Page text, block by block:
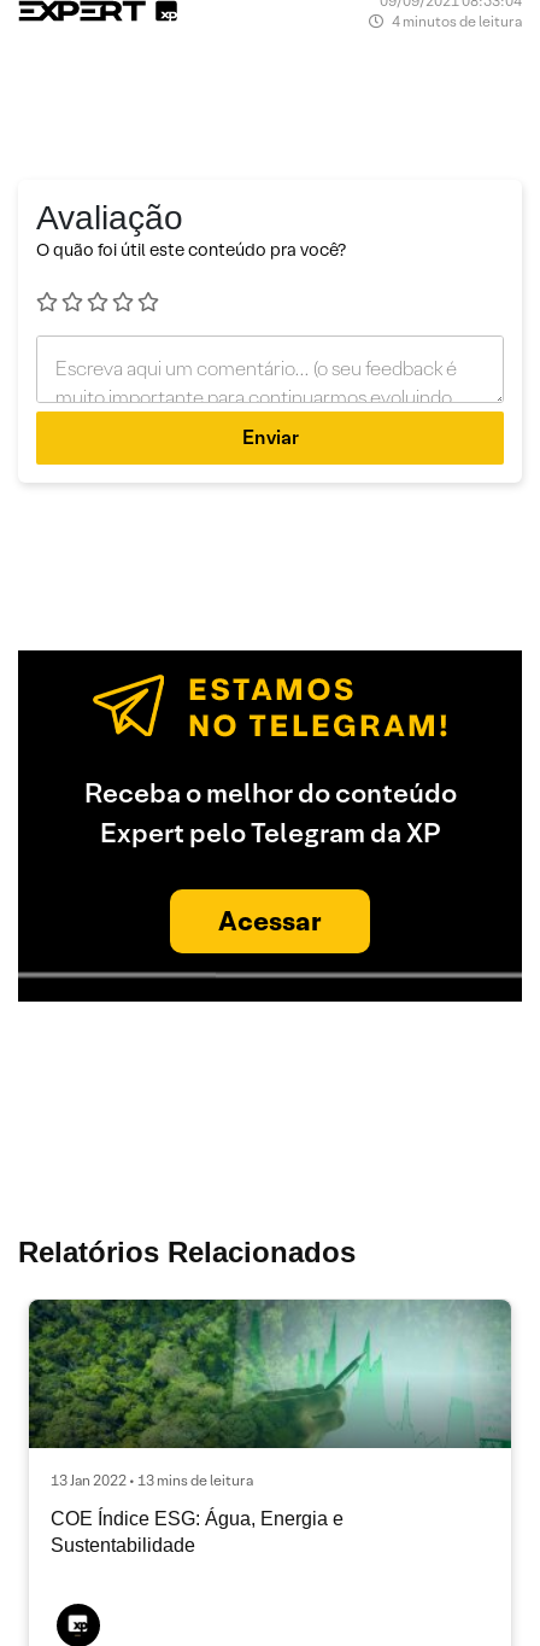
4 minutos de leitura
Avaliação
O quão foi útil este conteúdo pra você?
Enviar
Receba o melhor do conteúdo
Expert pelo Telegram da XP
Acessar
Relatórios Relacionados
13 Jan 2022 • 13 mins de leitura
COE Índice ESG: Água, Energia e
Sustentabilidade